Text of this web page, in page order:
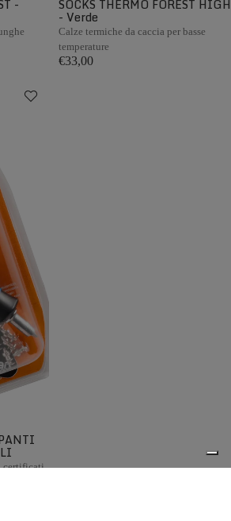
- SOCKS THERMO FOREST HIGH
- Verde
Calze termiche da caccia per basse
temperature
€33,00
certificati